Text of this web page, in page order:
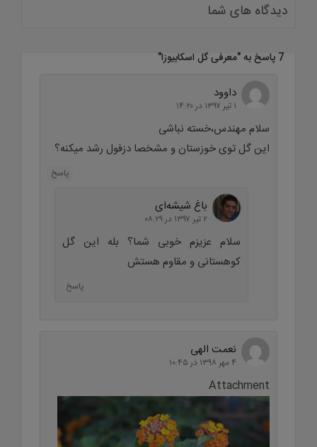
دیدگاه های شما
7 پاسخ به " معرفی گل اسکابیوزا"
داوود
۱ تیر ۱۳۹۷ در ۱۴:۲۰
سلام مهندس،خسته نباشی
این گل توی خوزستان و مشخصا دزفول رشد میکنه؟
پاسخ
باغ شیشه‌ای
۲ تیر ۱۳۹۷ در ۰۸:۲۹
سلام عزیزم خوبی شما؟ بله این گل
کوهستانی و مقاوم هستش
پاسخ
نعمت الهی
۴ مهر ۱۳۹۸ در ۱۰:۴۵
Attachment